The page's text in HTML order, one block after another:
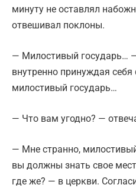
минуту не оставлял
отвешивал поклоны.
— Милостивый государь…
внутренно принуждая
милостивый государь…
— Что вам угодно? —
— Мне странно,
вы должны знать свое
где же? — в церкви.